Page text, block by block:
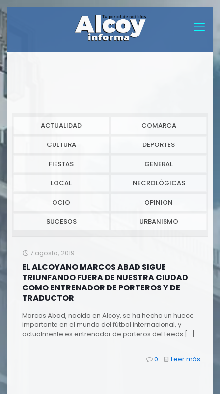
ACTUALIDAD COMARCA
CULTURA DEPORTES
FIESTAS GENERAL
LOCAL NECROLÓGICAS
OCIO OPINION
SUCESOS URBANISMO
7 agosto, 2019
EL ALCOYANO MARCOS ABAD SIGUE
TRIUNFANDO FUERA DE NUESTRA CIUDAD
COMO ENTRENADOR DE PORTEROS Y DE
TRADUCTOR
Marcos Abad, nacido en Alcoy, se ha hecho un hueco
importante en el mundo del fútbol internacional, y
actualmente es entrenador de porteros del Leeds […]
0 Leer más